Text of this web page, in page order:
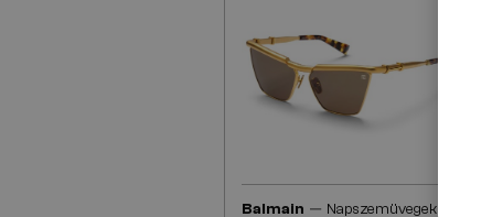
Balmain — Napszemüvegek